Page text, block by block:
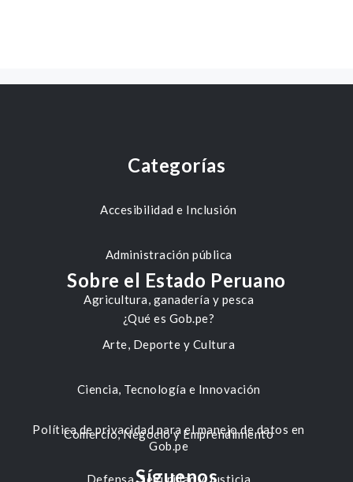
Categorías
Accesibilidad e Inclusión
Administración pública
Agricultura, ganadería y pesca
Arte, Deporte y Cultura
Ciencia, Tecnología e Innovación
Comercio, Negocio y Emprendimiento
Defensa, Seguridad y Justicia
Sobre el Estado Peruano
¿Qué es Gob.pe?
Política de privacidad para el manejo de datos en
Gob.pe
Síguenos